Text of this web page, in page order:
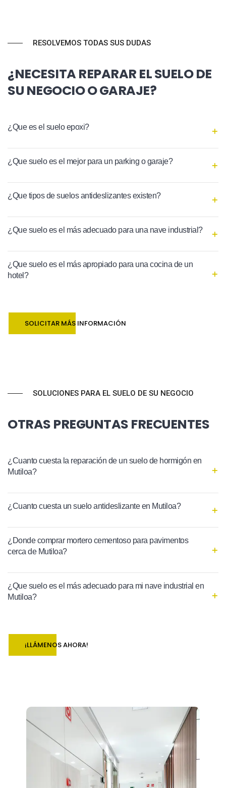
RESOLVEMOS TODAS SUS DUDAS
¿NECESITA REPARAR EL SUELO DE
SU NEGOCIO O GARAJE?
¿Que es el suelo epoxi?
¿Que suelo es el mejor para un parking o garaje?
¿Que tipos de suelos antideslizantes existen?
¿Que suelo es el más adecuado para una nave industrial?
¿Que suelo es el más apropiado para una cocina de un
hotel?
SOLICITAR MÁS INFORMACIÓN
SOLUCIONES PARA EL SUELO DE SU NEGOCIO
OTRAS PREGUNTAS FRECUENTES
¿Cuanto cuesta la reparación de un suelo de hormigón en
Mutiloa?
¿Cuanto cuesta un suelo antideslizante en Mutiloa?
¿Donde comprar mortero cementoso para pavimentos
cerca de Mutiloa?
¿Que suelo es el más adecuado para mi nave industrial en
Mutiloa?
¡LLÁMENOS AHORA!